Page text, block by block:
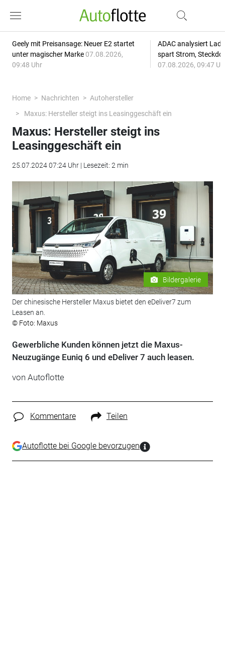
Geely mit Preisansage: Neuer E2 startet
unter magischer Marke 07.08.2026,
09:48 Uhr
ADAC analysiert
spart Strom,
07.08.2026, 09:47
Home Nachrichten
Autohersteller
Maxus: Hersteller steigt ins Leasinggeschäft ein
Maxus: Hersteller steigt ins
Leasinggeschäft ein
25.07.2024 07:24 Uhr | Lesezeit: 2 min
Bildergalerie
Der chinesische Hersteller Maxus bietet den eDeliver7 zum
Leasen an.
© Foto: Maxus
Gewerbliche Kunden können jetzt die Maxus-
Neuzugänge Euniq 6 und eDeliver 7 auch leasen.
von Autoflotte
Kommentare Teilen
Autoflotte bei Google bevorzugen